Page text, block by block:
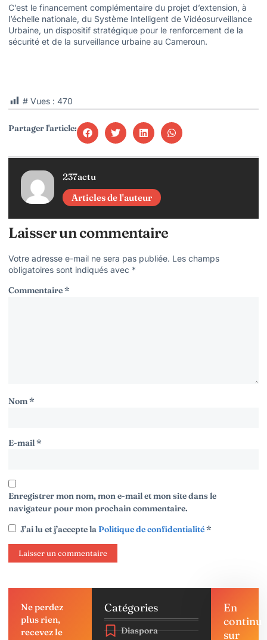
C’est le financement complémentaire du projet d’extension, à
l’échelle nationale, du Système Intelligent de Vidéosurveillance
Urbaine, un dispositif stratégique pour le renforcement de la
sécurité et de la surveillance urbaine au Cameroun.
# Vues : 470
Partager l'article:
237actu
Articles de l'auteur
Laisser un commentaire
Votre adresse e-mail ne sera pas publiée. Les champs
obligatoires sont indiqués avec *
Commentaire*
Nom*
E-mail*
Enregistrer mon nom, mon e-mail et mon site dans le
navigateur pour mon prochain commentaire.
J’ai lu et j’accepte laPolitique de confidentialité*
Ne perdez
plus rien,
recevez le
Catégories
Diaspora
En
continu
sur